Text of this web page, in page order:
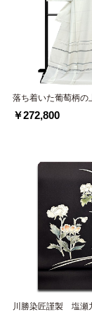
落ち着いた葡萄柄
￥272,800
川勝染匠謹製 塩瀬